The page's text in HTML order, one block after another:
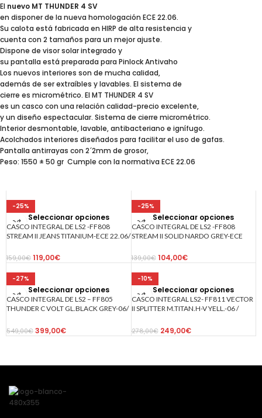
El nuevo MT THUNDER 4 SV
en disponer de la nueva homologación ECE 22.06.
Su calota está fabricada en HIRP de alta resistencia y
cuenta con 2 tamaños para un mejor ajuste.
Dispone de visor solar integrado y
su pantalla está preparada para Pinlock Antivaho
Los nuevos interiores son de mucha calidad,
además de ser extraíbles y lavables. El sistema de
cierre es micrométrico. El MT THUNDER 4 SV
es un casco con una relación calidad-precio excelente,
y un diseño espectacular. Sistema de cierre micrométrico.
Interior desmontable, lavable, antibacteriano e ignífugo.
Acolchados interiores diseñados para facilitar el uso de gafas.
Pantalla antirrayas con 2´2mm de grosor,
Peso: 1550 ± 50 gr Cumple con la normativa ECE 22.06
-25%
Seleccionar opciones
CASCO INTEGRAL DE LS2 -FF808
STREAM II JEANS TITANIUM-ECE 22.06/
159,00€ 119,00€
-25%
Seleccionar opciones
CASCO INTEGRAL DE LS2 -FF808
STREAM II SOLID NARDO GREY-ECE
139,00€ 104,00€
-27%
Seleccionar opciones
CASCO INTEGRAL DE LS2 – FF805
THUNDER C VOLT GL.BLACK GREY-06/
549,00€ 399,00€
-10%
Seleccionar opciones
CASCO INTEGRAL LS2- FF811 VECTOR
II SPLITTER M.TITAN.H-V YELL.-06 /
278,00€ 249,00€